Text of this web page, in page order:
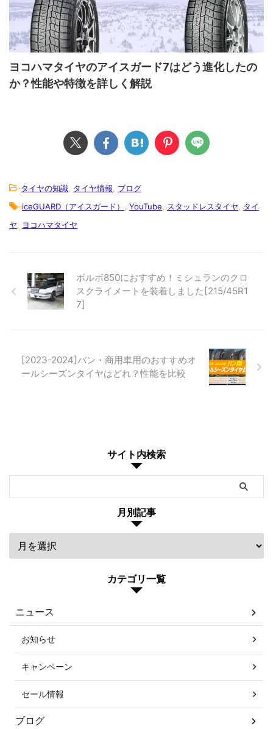
ヨコハマタイヤのアイスガード7はどう進化したの
か？性能や特徴を詳しく解説
-タイヤの知識, タイヤ情報, ブログ
-iceGUARD（アイスガード） , YouTube, スタッドレスタイヤ, タイ
ヤ, ヨコハマタイヤ
ボルボ850におすすめ！ミシュランのクロ
スクライメートを装着しました[215/45R1
7]
[2023-2024]バン・商用車用のおすすめオ
ールシーズンタイヤはどれ？性能を比較
サイト内検索
月別記事
カテゴリ一覧
ニュース
お知らせ
キャンペーン
セール情報
ブログ